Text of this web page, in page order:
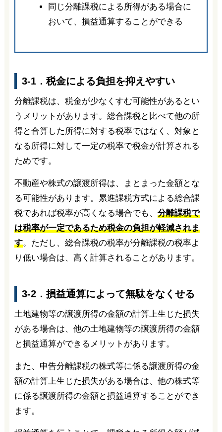
同じ分離課税による所得がある場合に
おいて、損益通算することができる
3-1．税金による負担を抑えやすい
分離課税は、税金が少なくすむ可能性があるとい
うメリットがあります。総合課税と比べて他の所
得と合算した所得に対する税率ではなく、対象と
なる所得に対して一定の税率で税金が計算される
ためです。
不動産や株式の譲渡所得は、まとまった金額とな
る可能性があります。累進課税方式による総合課
税であれば税率が高くなる場合でも、 分離課税で
は税率が一定であるため税金の負担が軽減されま
す。ただし、総合課税の税率が分離課税の税率よ
り低い場合は、高く計算されることがあります。
3-2．損益通算によって無駄をなくせる
土地建物等の譲渡所得の金額の計算上生じた損失
がある場合は、他の土地建物等の譲渡所得の金額
と損益通算ができるメリットがあります。
また、申告分離課税の株式等に係る譲渡所得の金
額の計算上生じた損失がある場合は、他の株式等
に係る譲渡所得の金額と損益通算することができ
ます。